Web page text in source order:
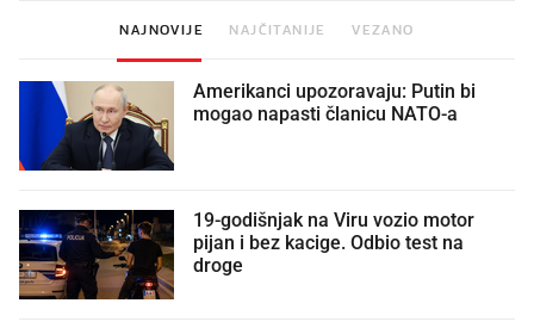
NAJNOVIJE NAJČITANIJE VEZANO
Amerikanci upozoravaju: Putin bi
mogao napasti članicu NATO-a
19-godišnjak na Viru vozio motor
pijan i bez kacige. Odbio test na
droge